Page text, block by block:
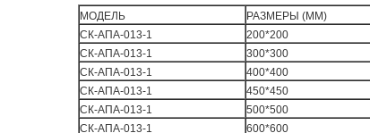
МОДЕЛЬ РАЗМЕРЫ (ММ)
СК-АПА-013-1
200*200
СК-АПА-013-1
300*300
СК-АПА-013-1
400*400
СК-АПА-013-1
450*450
СК-АПА-013-1
500*500
СК-АПА-013-1
600*600